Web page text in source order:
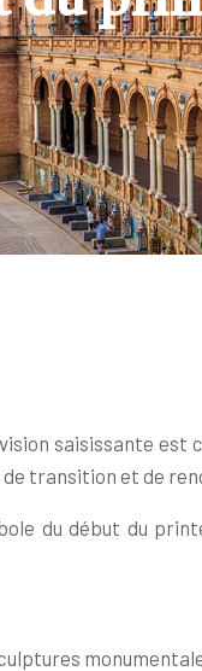
saisissante est
transition et de
du début du